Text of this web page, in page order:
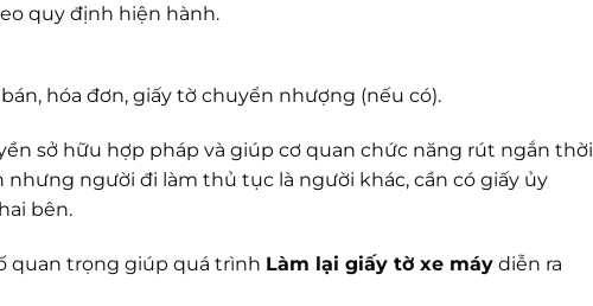
quy định hiện hành.
hóa đơn, giấy tờ chuyển nhượng (nếu có).
sở hữu hợp pháp và giúp cơ quan chức năng rút ngắn thời
người đi làm thủ tục là người khác, cần có giấy ủy
bên.
quan trọng giúp quá trình Làm lại giấy tờ xe máy diễn ra